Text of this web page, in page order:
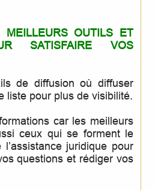
MEILLEURS OUTILS ET
SATISFAIRE VOS
de diffusion où diffuser
liste pour plus de visibilité.
car les meilleurs
ceux qui se forment le
juridique pour
questions et rédiger vos